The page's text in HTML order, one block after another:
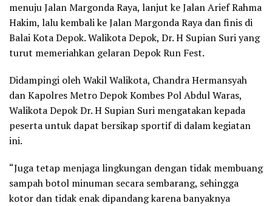
menuju Jalan Margonda Raya, lanjut ke Jalan Arief Rahma
Hakim, lalu kembali ke Jalan Margonda Raya dan finis di
Balai Kota Depok. Walikota Depok, Dr. H Supian Suri yang
turut memeriahkan gelaran Depok Run Fest.
Didampingi oleh Wakil Walikota, Chandra Hermansyah
dan Kapolres Metro Depok Kombes Pol Abdul Waras,
Walikota Depok Dr. H Supian Suri mengatakan kepada
peserta untuk dapat bersikap sportif di dalam kegiatan
ini.
“Juga tetap menjaga lingkungan dengan tidak membuang
sampah botol minuman secara sembarang, sehingga
kotor dan tidak enak dipandang karena banyaknya